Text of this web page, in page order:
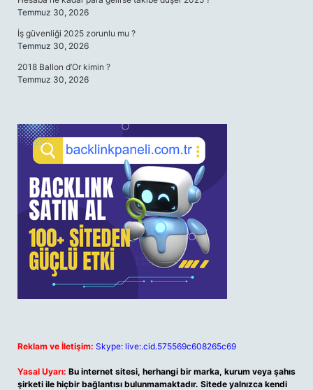
Temmuz 30, 2026
İş güvenliği 2025 zorunlu mu ?
Temmuz 30, 2026
2018 Ballon d’Or kimin ?
Temmuz 30, 2026
Reklam ve İletişim: Skype: live:.cid.575569c608265c69
Yasal Uyarı: Bu internet sitesi, herhangi bir marka, kurum veya şahıs
şirketi ile hiçbir bağlantısı bulunmamaktadır. Sitede yalnızca kendi